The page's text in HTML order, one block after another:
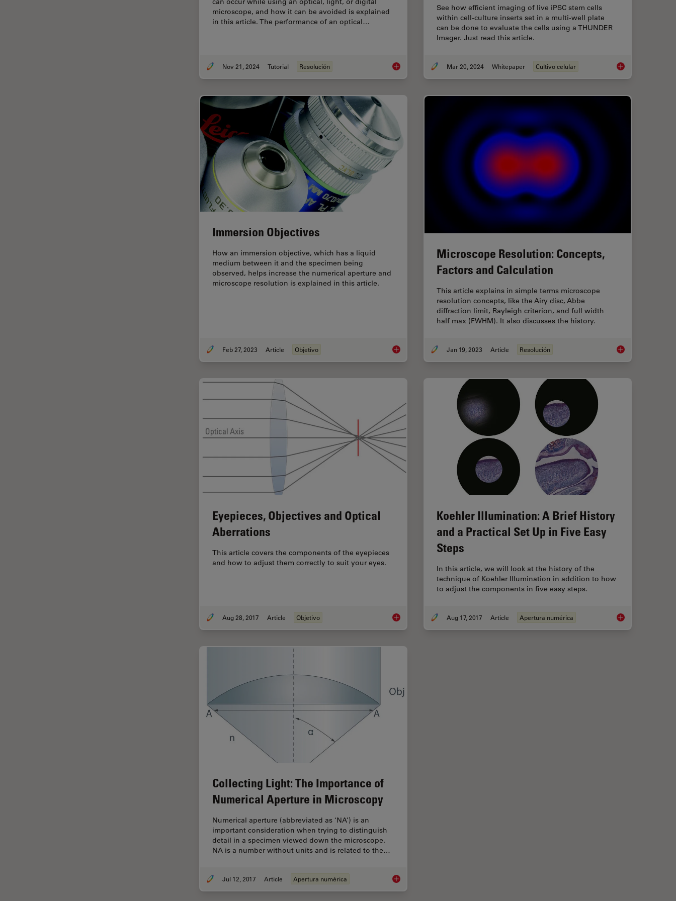
microscope, and how it can be avoided is explained
in this article. The performance of an optical…
Nov 21, 2024 Tutorial Resolución What is Empty Magnification and How can Users Avoid it
See how efficient imaging of live iPSC stem cells
within cell-culture inserts set in a multi-well plate
can be done to evaluate the cells using a THUNDER
Imager. Just read this article.
Mar 20, 2024 Whitepaper Cultivo celular Rapid Check of Live
Immersion Objectives
How an immersion objective, which has a liquid
medium between it and the specimen being
observed, helps increase the numerical aperture and
microscope resolution is explained in this article.
Feb 27, 2023 Article Objetivo Immersion Objectives
Microscope Resolution: Concepts,
Factors and Calculation
This article explains in simple terms microscope
resolution concepts, like the Airy disc, Abbe
diffraction limit, Rayleigh criterion, and full width
half max (FWHM). It also discusses the history.
Jan 19, 2023 Article Resolución Microscope
Eyepieces, Objectives and Optical
Aberrations
This article covers the components of the eyepieces
and how to adjust them correctly to suit your eyes.
Aug 28, 2017 Article Objetivo Eyepieces, Objectives and Optical Aberrations
Koehler Illumination: A Brief History
and a Practical Set Up in Five Easy
Steps
In this article, we will look at the history of the
technique of Koehler Illumination in addition to how
to adjust the components in five easy steps.
Aug 17, 2017 Article Apertura numérica Koehler
Collecting Light: The Importance of
Numerical Aperture in Microscopy
Numerical aperture (abbreviated as ‘NA’) is an
important consideration when trying to distinguish
detail in a specimen viewed down the microscope.
NA is a number without units and is related to the…
Jul 12, 2017 Article Apertura numérica Collecting Light: The Importance of Numerical Aperture in Microscopy